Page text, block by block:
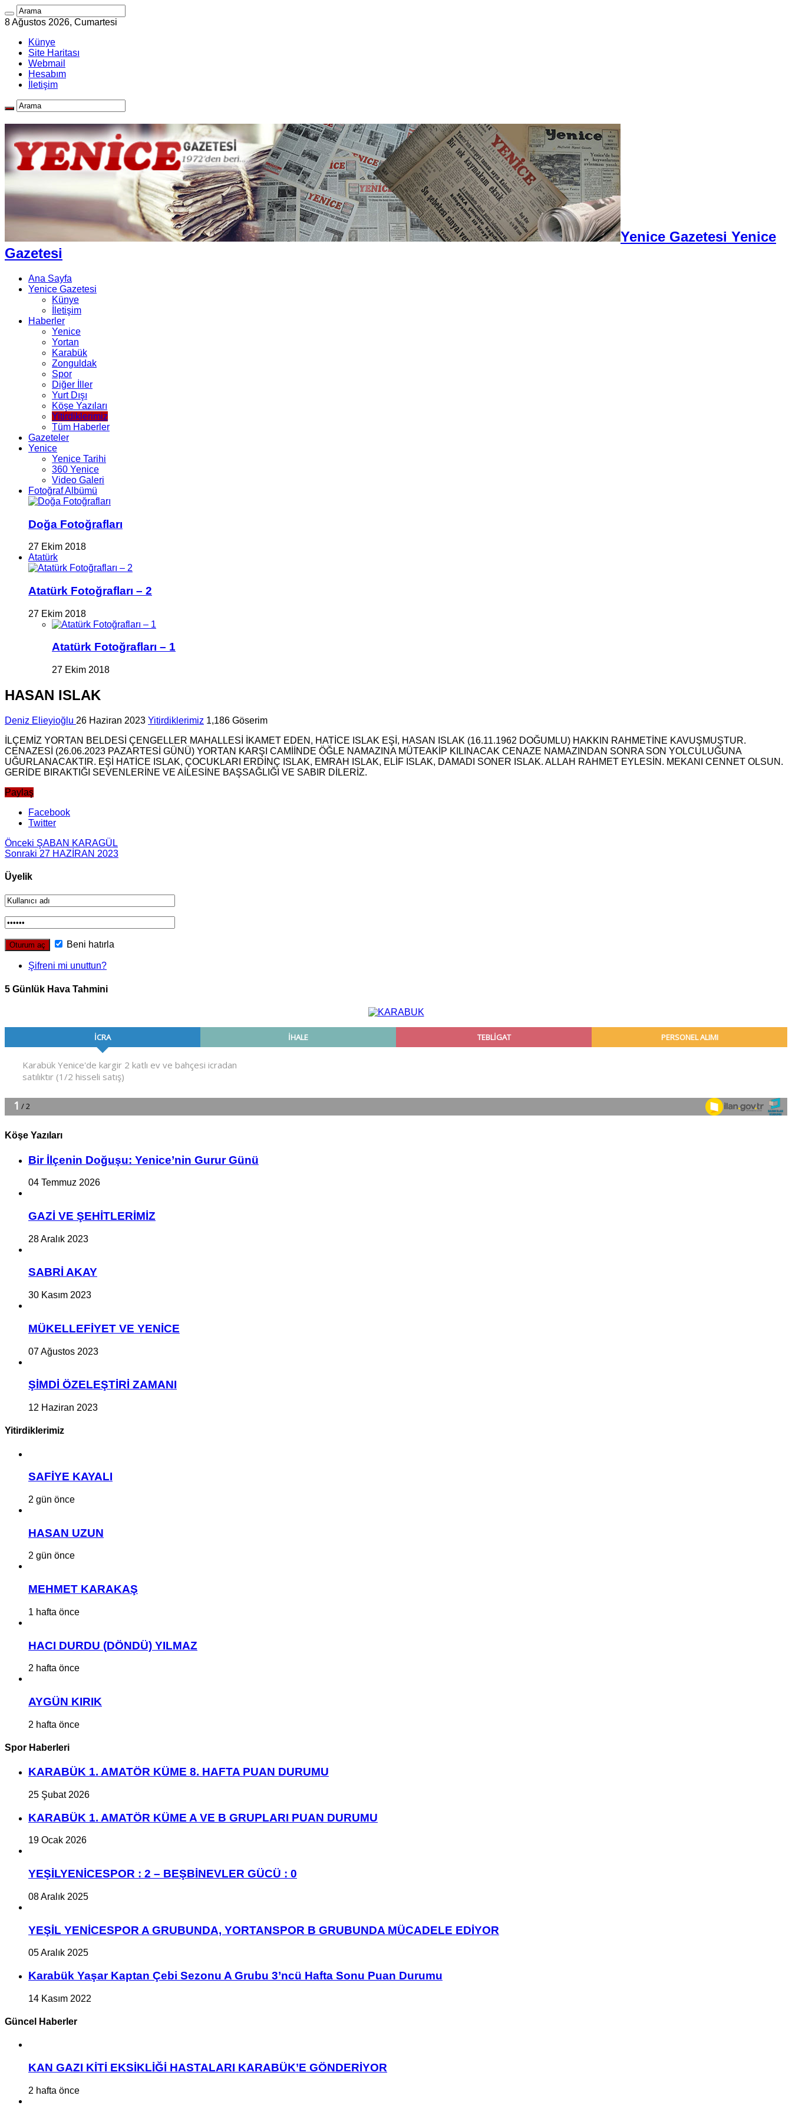
8 Ağustos 2026, Cumartesi
Künye
Site Haritası
Webmail
Hesabım
İletişim
Yenice Gazetesi Yenice
Gazetesi
Ana Sayfa
Yenice Gazetesi
Künye
İletişim
Haberler
Yenice
Yortan
Karabük
Zonguldak
Spor
Diğer İller
Yurt Dışı
Köşe Yazıları
Yitirdiklerimiz
Tüm Haberler
Gazeteler
Yenice
Yenice Tarihi
360 Yenice
Video Galeri
Fotoğraf Albümü
Doğa Fotoğrafları
27 Ekim 2018
Atatürk
Atatürk Fotoğrafları – 2
27 Ekim 2018
Atatürk Fotoğrafları – 1
27 Ekim 2018
HASAN ISLAK
Deniz Elieyioğlu 26 Haziran 2023 Yitirdiklerimiz 1,186 Göserim
İLÇEMİZ YORTAN BELDESİ ÇENGELLER MAHALLESİ İKAMET EDEN, HATİCE ISLAK EŞİ, HASAN ISLAK (16.11.1962 DOĞUMLU) HAKKIN RAHMETİNE KAVUŞMUŞTUR.
CENAZESİ (26.06.2023 PAZARTESİ GÜNÜ) YORTAN KARŞI CAMİİNDE ÖĞLE NAMAZINA MÜTEAKİP KILINACAK CENAZE NAMAZINDAN SONRA SON YOLCULUĞUNA
UĞURLANACAKTIR. EŞİ HATİCE ISLAK, ÇOCUKLARI ERDİNÇ ISLAK, EMRAH ISLAK, ELİF ISLAK, DAMADI SONER ISLAK. ALLAH RAHMET EYLESİN. MEKANI CENNET OLSUN.
GERİDE BIRAKTIĞI SEVENLERİNE VE AİLESİNE BAŞSAĞLIĞI VE SABIR DİLERİZ.
Paylaş
Facebook
Twitter
Önceki ŞABAN KARAGÜL
Sonraki 27 HAZİRAN 2023
Üyelik
Beni hatırla
Şifreni mi unuttun?
5 Günlük Hava Tahmini
Köşe Yazıları
Bir İlçe­nin Do­ğu­şu: Ye­ni­ce’nin Gurur Günü
04 Temmuz 2026
GAZİ VE ŞEHİTLERİMİZ
28 Aralık 2023
SABRİ AKAY
30 Kasım 2023
MÜKELLEFİYET VE YENİCE
07 Ağustos 2023
ŞİMDİ ÖZELEŞTİRİ ZAMANI
12 Haziran 2023
Yitirdiklerimiz
SAFİYE KAYALI
2 gün önce
HASAN UZUN
2 gün önce
MEHMET KARAKAŞ
1 hafta önce
HACI DURDU (DÖNDÜ) YILMAZ
2 hafta önce
AYGÜN KIRIK
2 hafta önce
Spor Haberleri
KARABÜK 1. AMATÖR KÜME 8. HAFTA PUAN DURUMU
25 Şubat 2026
KARABÜK 1. AMATÖR KÜME A VE B GRUPLARI PUAN DURUMU
19 Ocak 2026
YEŞİLYENİCESPOR : 2 – BEŞBİNEVLER GÜCÜ : 0
08 Aralık 2025
YEŞİL YENİCESPOR A GRUBUNDA, YORTANSPOR B GRUBUNDA MÜCADELE EDİYOR
05 Aralık 2025
Karabük Yaşar Kaptan Çebi Sezonu A Grubu 3’ncü Hafta Sonu Puan Durumu
14 Kasım 2022
Güncel Haberler
KAN GAZI KİTİ EKSİKLİĞİ HASTALARI KARABÜK’E GÖNDERİYOR
2 hafta önce